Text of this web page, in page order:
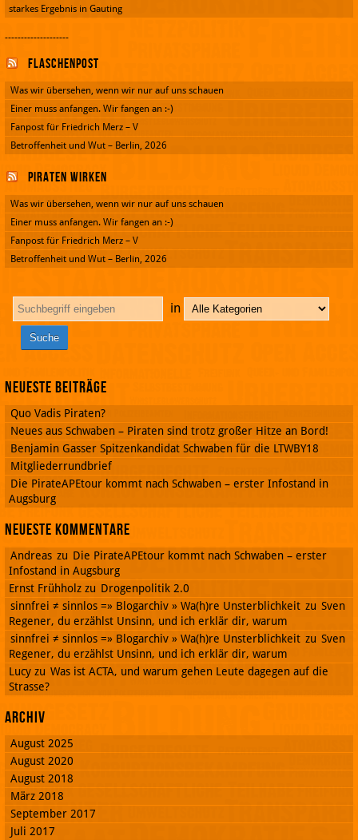
starkes Ergebnis in Gauting
--------------------
Flaschenpost
Was wir übersehen, wenn wir nur auf uns schauen
Einer muss anfangen. Wir fangen an :-)
Fanpost für Friedrich Merz – V
Betroffenheit und Wut – Berlin, 2026
Piraten wirken
Was wir übersehen, wenn wir nur auf uns schauen
Einer muss anfangen. Wir fangen an :-)
Fanpost für Friedrich Merz – V
Betroffenheit und Wut – Berlin, 2026
in
Neueste Beiträge
Quo Vadis Piraten?
Neues aus Schwaben – Piraten sind trotz großer Hitze an Bord!
Benjamin Gasser Spitzenkandidat Schwaben für die LTWBY18
Mitgliederrundbrief
Die PirateAPEtour kommt nach Schwaben – erster Infostand in
Augsburg
Neueste Kommentare
Andreas zu Die PirateAPEtour kommt nach Schwaben – erster
Infostand in Augsburg
Ernst Frühholz zu Drogenpolitik 2.0
sinnfrei ≠ sinnlos =» Blogarchiv » Wa(h)re Unsterblichkeit zu Sven
Regener, du erzählst Unsinn, und ich erklär dir, warum
sinnfrei ≠ sinnlos =» Blogarchiv » Wa(h)re Unsterblichkeit zu Sven
Regener, du erzählst Unsinn, und ich erklär dir, warum
Lucy zu Was ist ACTA, und warum gehen Leute dagegen auf die
Strasse?
Archiv
August 2025
August 2020
August 2018
März 2018
September 2017
Juli 2017